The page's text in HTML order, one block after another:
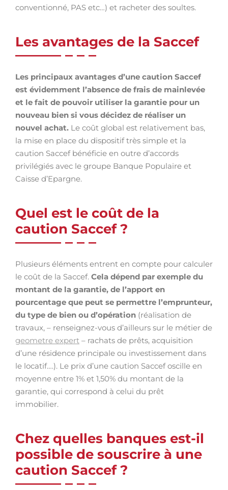
conventionné, PAS etc…) et racheter des soultes.
Les avantages de la Saccef
Les principaux avantages d’une caution Saccef
est évidemment l’absence de frais de mainlevée
et le fait de pouvoir utiliser la garantie pour un
nouveau bien si vous décidez de réaliser un
nouvel achat. Le coût global est relativement bas,
la mise en place du dispositif très simple et la
caution Saccef bénéficie en outre d’accords
privilégiés avec le groupe Banque Populaire et
Caisse d’Epargne.
Quel est le coût de la
caution Saccef ?
Plusieurs éléments entrent en compte pour calculer
le coût de la Saccef. Cela dépend par exemple du
montant de la garantie, de l’apport en
pourcentage que peut se permettre l’emprunteur,
du type de bien ou d’opération (réalisation de
travaux, – renseignez-vous d’ailleurs sur le métier de
geometre expert – rachats de prêts, acquisition
d’une résidence principale ou investissement dans
le locatif….). Le prix d’une caution Saccef oscille en
moyenne entre 1% et 1,50% du montant de la
garantie, qui correspond à celui du prêt
immobilier.
Chez quelles banques est-il
possible de souscrire à une
caution Saccef ?